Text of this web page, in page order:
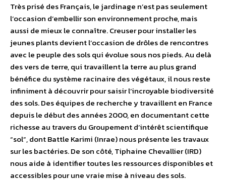
Très prisé des Français, le jardinage n’est pas seulement
l’occasion d’embellir son environnement proche, mais
aussi de mieux le connaître. Creuser pour installer les
jeunes plants devient l’occasion de drôles de rencontres
avec le peuple des sols qui évolue sous nos pieds. Au delà
des vers de terre, qui travaillent la terre au plus grand
bénéfice du système racinaire des végétaux, il nous reste
infiniment à découvrir pour saisir l’incroyable biodiversité
des sols. Des équipes de recherche y travaillent en France
depuis le début des années 2000, en documentant cette
richesse au travers du Groupement d’intérêt scientifique
“sol”, dont Battle Karimi (Inrae) nous présente les travaux
sur les bactéries. De son côté, Tiphaine Chevallier (IRD)
nous aide à identifier toutes les ressources disponibles et
accessibles pour une vraie mise à niveau des sols.